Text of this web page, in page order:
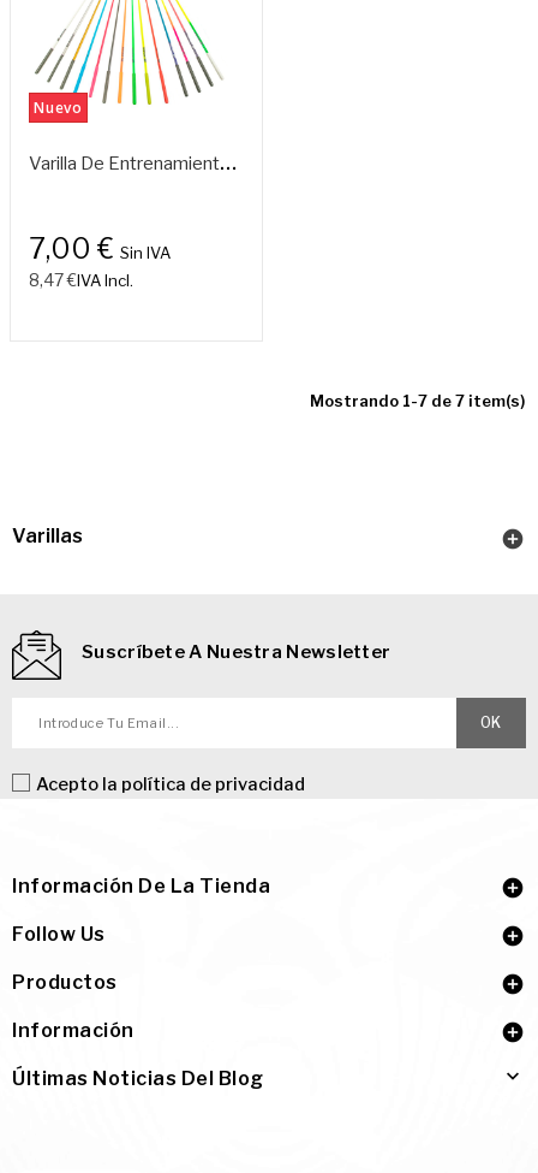
Nuevo
V
Arilla De Entrenamiento Multicolor Con Rodamiento P3 60 Cm
7,00 € Sin IVA
8,47 €IVA Incl.
Mostrando 1-7 de 7 item(s)
Varillas 
Suscríbete A Nuestra Newsletter
Acepto la política de privacidad
Información De La Tienda 
Follow Us 
Productos 
Información 
Últimas Noticias Del Blog 